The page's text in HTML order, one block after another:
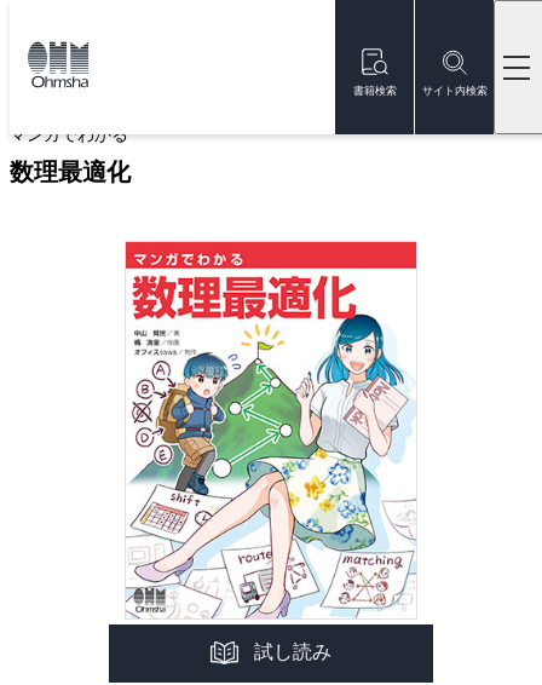
書籍検索 サイト内検索
トップ
マンガでわかる
数理最適化
試し読み